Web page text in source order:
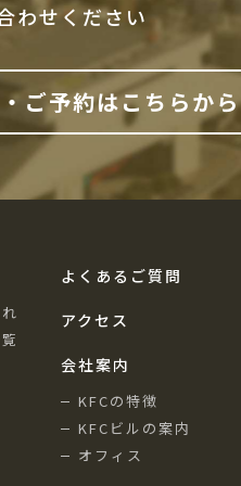
わせください
ご予約はこちらから
よくあるご質問
アクセス
会社案内
KFCの特徴
KFCビルの案内
オフィス